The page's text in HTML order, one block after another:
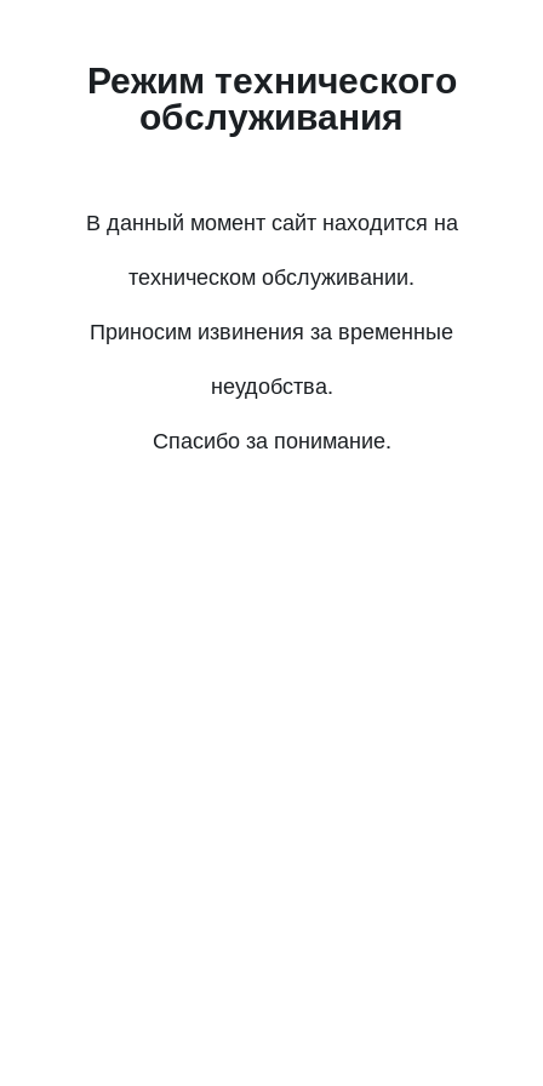
Режим технического
обслуживания
В данный момент сайт находится на
техническом обслуживании.
Приносим извинения за временные
неудобства.
Спасибо за понимание.